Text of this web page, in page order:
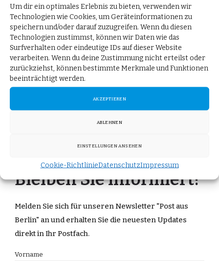
Um dir ein optimales Erlebnis zu bieten, verwenden wir
Technologien wie Cookies, um Geräteinformationen zu
speichern und/oder darauf zuzugreifen. Wenn du diesen
Technologien zustimmst, können wir Daten wie das
Surfverhalten oder eindeutige IDs auf dieser Website
verarbeiten. Wenn du deine Zustimmung nicht erteilst oder
zurückziehst, können bestimmte Merkmale und Funktionen
beeinträchtigt werden.
AKZEPTIEREN
ABLEHNEN
EINSTELLUNGEN ANSEHEN
Cookie-RichtlinieDatenschutzImpressum
SPD nicht verlassen kann, um ein solch ambitioniertes
Projekt umzusetzen. Die AfD-Bundestagsfraktion arbeitet
diesbezüglich bereits an einem Antrag und weiteren
parlamentarischen Initiativen. Allein die AfD-Fraktion steht
für den Willen, Deutschland wieder nach vorne zu bringen.
Ein Toptechnologieland gibt es nur mit uns.“
Hightech Agenda Deutschland wenig mehr als
Absichtserklärungen und Zweckoptimismuserschien
AfD-Fraktion im Deutschen Bundestag
Bleiben Sie informiert!
Melden Sie sich für unseren Newsletter "Post aus
Berlin" an und erhalten Sie die neuesten Updates
direkt in Ihr Postfach.
Vorname